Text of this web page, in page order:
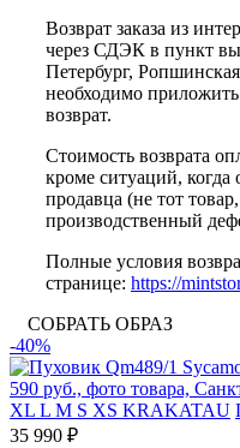
Возврат заказа из
через СДЭК в пункт
Петербург,
необходимо приложить
возврат.
Стоимость возврата
кроме ситуаций,
продавца (не тот
производственный
Полные условия
странице: https://
СОБРАТЬ ОБРАЗ
-40%
XL L M S XS KRAKATAU
35 990 ₽